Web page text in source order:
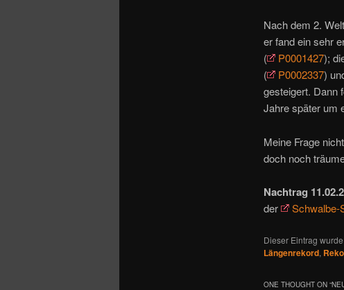
Nach dem 2.
er fand ein sehr
(
P0001427);
(
P0002337)
gesteigert. Dann
Jahre später um
Meine Frage
doch noch
Nachtrag
der
Schwalbe-
Dieser Eintrag
Längenrekord,
ONE THOUGHT ON “